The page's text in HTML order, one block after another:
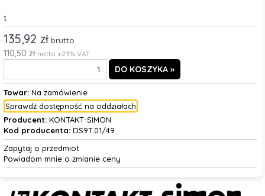
t
135,92 zł brutto
110,50 zł netto +23% VAT
Towar:Na zamówienie
Sprawdź dostępność na oddziałach
Producent:KONTAKT-SIMON
Kod producenta:DS9T.01/49
Zapytaj o przedmiot
Powiadom mnie o zmianie ceny